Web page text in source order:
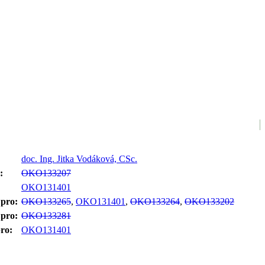
doc. Ing. Jitka Vodáková, CSc.
OKO133207
OKO131401
OKO133265, OKO131401 , OKO133264, OKO133202
OKO133281
OKO131401